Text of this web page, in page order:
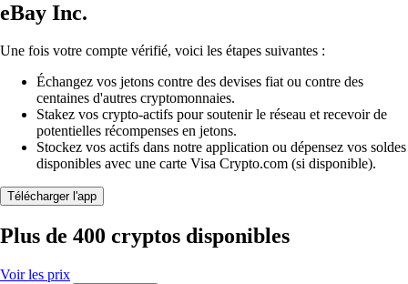
eBay Inc.
Une fois votre compte vérifié, voici les étapes suivantes :
Échangez vos jetons contre des devises fiat ou contre des
centaines d'autres cryptomonnaies.
Stakez vos crypto-actifs pour soutenir le réseau et recevoir de
potentielles récompenses en jetons.
Stockez vos actifs dans notre application ou dépensez vos soldes
disponibles avec une carte Visa Crypto.com (si disponible).
Télécharger l'app
Plus de 400 cryptos disponibles
Voir les prix